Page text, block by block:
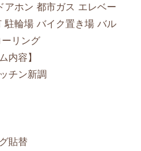
アホン 都市ガス エレベー
駐輪場 バイク置き場 バル
リング
内容】
チン新調
貼替